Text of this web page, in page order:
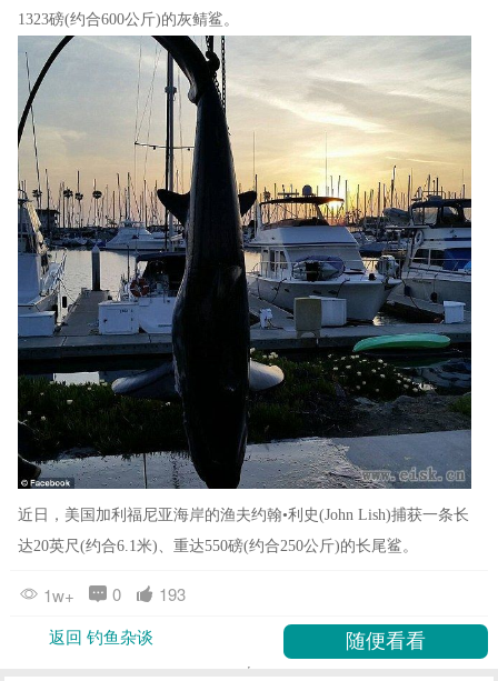
1323磅(约合600公斤)的灰鲭鲨。
近日，美国加利福尼亚海岸的渔夫约翰•利史(John Lish)捕获一条长
达20英尺(约合6.1米)、重达550磅(约合250公斤)的长尾鲨。
1w+ 0
193
返回 钓鱼杂谈